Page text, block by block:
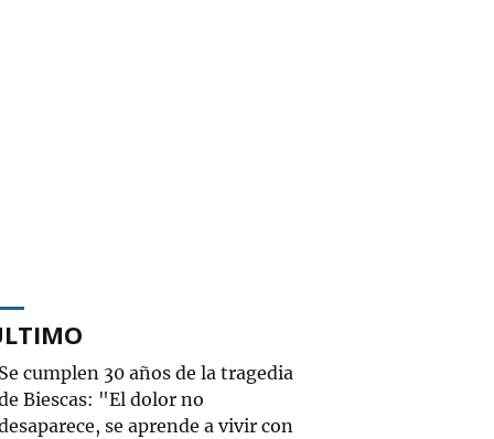
Se cumplen 30 años de la tragedia
Biescas: "El dolor no
se aprende a vivir con